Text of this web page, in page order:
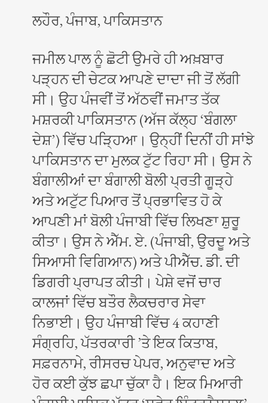
ਲਹੌਰ, ਪੰਜਾਬ, ਪਾਕਿਸਤਾਨ
ਜਮੀਲ ਪਾਲ ਨੂੰ ਛੋਟੀ ਉਮਰੇ ਹੀ ਅਖ਼ਬਾਰ
ਪੜ੍ਹਨ ਦੀ ਚੇਟਕ ਆਪਣੇ ਦਾਦਾ ਜੀ ਤੋਂ ਲੱਗੀ
ਸੀ। ਉਹ ਪੰਜਵੀਂ ਤੋਂ ਅੱਠਵੀਂ ਜਮਾਤ ਤੱਕ
ਮਸ਼ਰਕੀ ਪਾਕਿਸਤਾਨ (ਅੱਜ ਕੱਲ੍ਹ ‘ਬੰਗਲਾ
ਦੇਸ਼’) ਵਿੱਚ ਪੜ੍ਹਿਆ। ਉਨ੍ਹੀਂ ਦਿਨੀਂ ਹੀ ਸਾਂਝੇ
ਪਾਕਿਸਤਾਨ ਦਾ ਮੁਲਕ ਟੁੱਟ ਰਿਹਾ ਸੀ। ਉਸ ਨੇ
ਬੰਗਾਲੀਆਂ ਦਾ ਬੰਗਾਲੀ ਬੋਲੀ ਪ੍ਰਤੀ ਗੂੜ੍ਹੇ
ਅਤੇ ਅਟੁੱਟ ਪਿਆਰ ਤੋਂ ਪ੍ਰਭਾਵਿਤ ਹੋ ਕੇ
ਆਪਣੀ ਮਾਂ ਬੋਲੀ ਪੰਜਾਬੀ ਵਿੱਚ ਲਿਖਣਾ ਸ਼ੁਰੂ
ਕੀਤਾ। ਉਸ ਨੇ ਐੱਮ. ਏ. (ਪੰਜਾਬੀ, ਉਰਦੂ ਅਤੇ
ਸਿਆਸੀ ਵਿਗਿਆਨ) ਅਤੇ ਪੀਐੱਚ. ਡੀ. ਦੀ
ਡਿਗਰੀ ਪ੍ਰਾਪਤ ਕੀਤੀ। ਪੇਸ਼ੇ ਵਜੋਂ ਚਾਰ
ਕਾਲਜਾਂ ਵਿੱਚ ਬਤੌਰ ਲੈਕਚਰਾਰ ਸੇਵਾ
ਨਿਭਾਈ। ਉਹ ਪੰਜਾਬੀ ਵਿੱਚ 4 ਕਹਾਣੀ
ਸੰਗ੍ਰਹਿ, ਪੱਤਰਕਾਰੀ ’ਤੇ ਇਕ ਕਿਤਾਬ,
ਸਫ਼ਰਨਾਮੇ, ਰੀਸਰਚ ਪੇਪਰ, ਅਨੁਵਾਦ ਅਤੇ
ਹੋਰ ਕਈ ਕੁੱਝ ਛਪਾ ਚੁੱਕਾ ਹੈ। ਇਕ ਮਿਆਰੀ